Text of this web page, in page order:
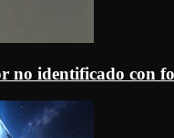
no identificado con